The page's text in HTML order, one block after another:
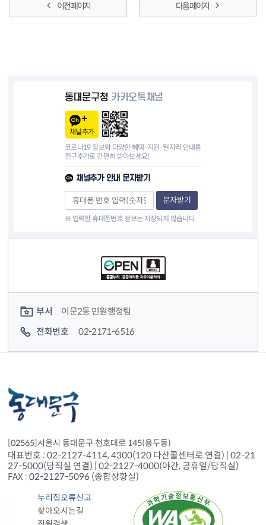
이전 페이지 다음 페이지
동대문구청 카카오톡채널
채널추가
코로나19 정보와 다양한 혜택·지원·일자리 안내를
친구추가로 간편히 받아보세요!
채널추가 안내 문자받기
문자받기
※ 입력한 휴대폰번호 정보는 저장되지 않습니다.
부서
이문2동 민원행정팀
전화번호
02-2171-6516
[02565]서울시 동대문구 천호대로 145(용두동)
대표번호 : 02-2127-4114, 4300(120 다산콜센터로 연결) | 02-21
27-5000(당직실 연결) | 02-2127-4000(야간, 공휴일/당직실)
FAX : 02-2127-5096 (종합상황실)
누리집오류신고
찾아오시는길